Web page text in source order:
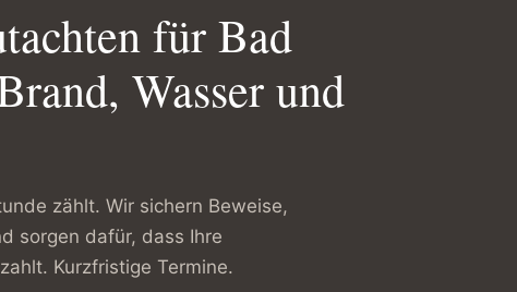
für Bad
Wasser und
zählt. Wir sichern Beweise,
sorgen dafür, dass Ihre
Kurzfristige Termine.